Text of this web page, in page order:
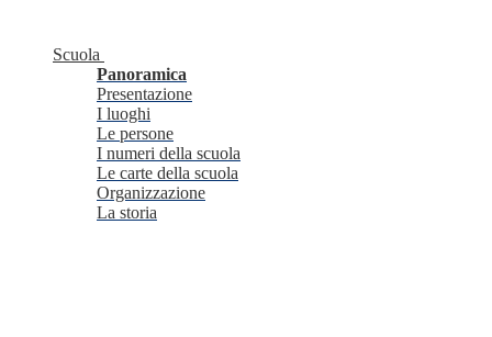
Scuola
Panoramica
Presentazione
I luoghi
Le persone
I numeri della scuola
Le carte della scuola
Organizzazione
La storia